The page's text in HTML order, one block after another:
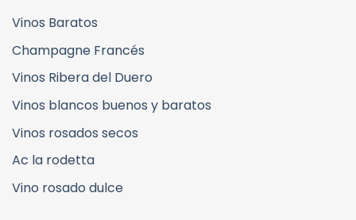
Vinos Baratos
Champagne Francés
Vinos Ribera del Duero
Vinos blancos buenos y baratos
Vinos rosados secos
Ac la rodetta
Vino rosado dulce